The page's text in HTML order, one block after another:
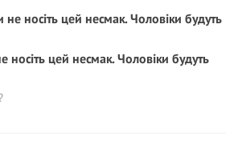
носіть цей несмак. Чоловіки будуть